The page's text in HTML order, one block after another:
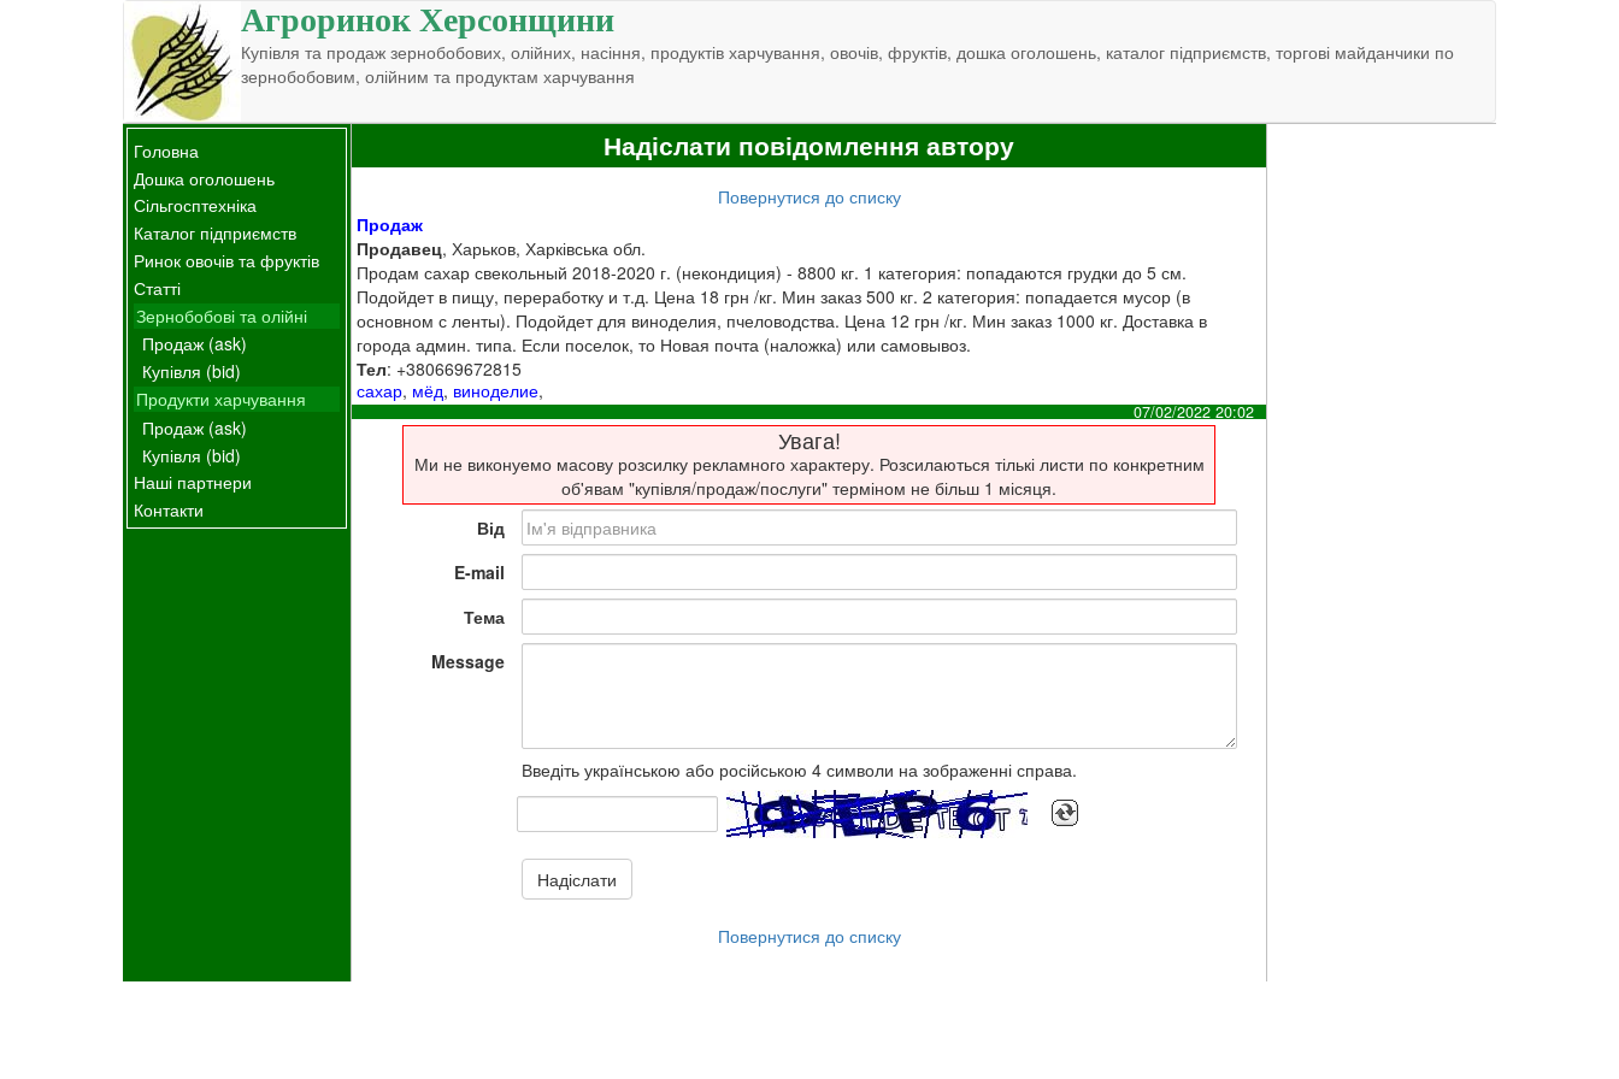
Агроринок Херсонщини
Купівля та продаж зернобобових, олійних, насіння, продуктів харчування, овочів, фруктів, дошка оголошень, каталог підприємств, торгові майданчики по
зернобобовим, олійним та продуктам харчування
Головна
Дошка оголошень
Сільгосптехніка
Каталог підприємств
Ринок овочів та фруктів
Статті
Зернобобові та олійні
Продаж (ask)
Купівля (bid)
Продукти харчування
Продаж (ask)
Купівля (bid)
Наші партнери
Контакти
Надіслати повідомлення автору
Повернутися до списку
Продаж
Продавец, Харьков, Харківська обл.
Продам сахар свекольный 2018-2020 г. (некондиция) - 8800 кг. 1 категория: попадаются грудки до 5 см.
Подойдет в пищу, переработку и т.д. Цена 18 грн /кг. Мин заказ 500 кг. 2 категория: попадается мусор (в
основном с ленты). Подойдет для виноделия, пчеловодства. Цена 12 грн /кг. Мин заказ 1000 кг. Доставка в
города админ. типа. Если поселок, то Новая почта (наложка) или самовывоз.
Тел: +380669672815
сахар, мёд, виноделие,
07/02/2022 20:02
Увага!
Ми не виконуемо масову розсилку рекламного характеру. Розсилаються тількі листи по конкретним
об'явам "купівля/продаж/послуги" терміном не більш 1 місяця.
Від
E-mail
Тема
Message
Введіть українською або російською 4 символи на зображенні справа.
Надіслати
Повернутися до списку